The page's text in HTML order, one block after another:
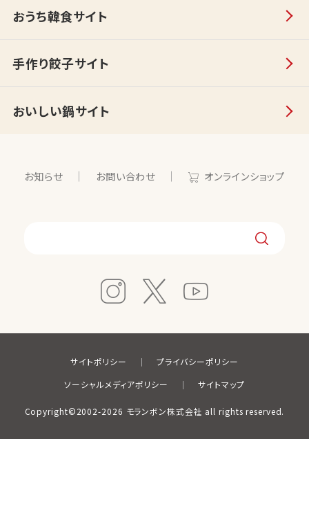
おうち韓食サイト
手作り餃子サイト
おいしい鍋サイト
お知らせ お問い合わせ オンラインショップ
Copyright©2002-2026 モランボン株式会社 all rights reserved.
サイトポリシー
プライバシーポリシー
ソーシャルメディアポリシー
サイトマップ